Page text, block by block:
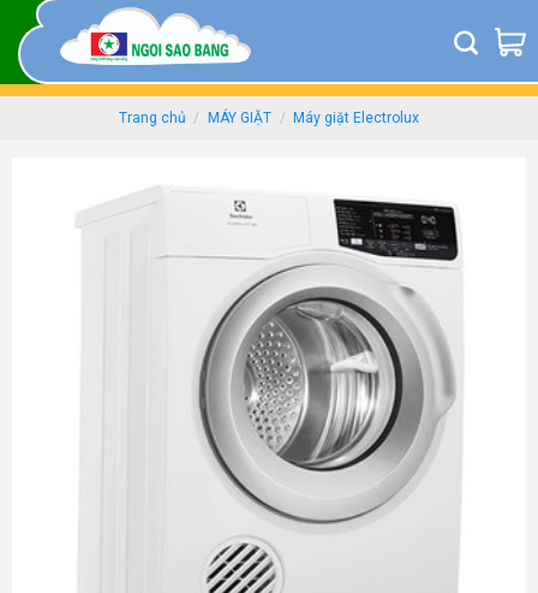
content
Trang chủ / MÁY GIẶT / Máy giặt Electrolux